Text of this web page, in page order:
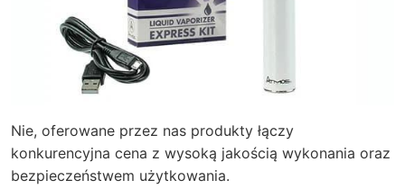
Nie, oferowane przez nas produkty łączy
konkurencyjna cena z wysoką jakością wykonania oraz
bezpieczeństwem użytkowania.